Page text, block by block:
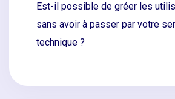
Est-il possible de gréer les
sans avoir à passer par votre
technique ?